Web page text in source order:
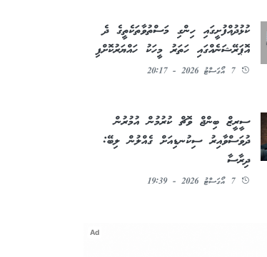
ކުޅުދުއްފުށީގައި ހިންގި މަސްތުވާތަކެތީގެ ދެ
އޮޕަރޭޝަނެއްގައި ހަތަރު މީހަކު ހައްޔަރުކޮށްފި
7 އޯގަސްޓު 2026 - 20:17
ސީރީޒް ބިންޖް ވޮޗް ކުރުމުން އުމުރުން
ދުވަސްވާއިރު ސިކުނޑިއަށް ގެއްލުން ލިބޭ:
ދިރާސާ
7 އޯގަސްޓު 2026 - 19:39
Ad